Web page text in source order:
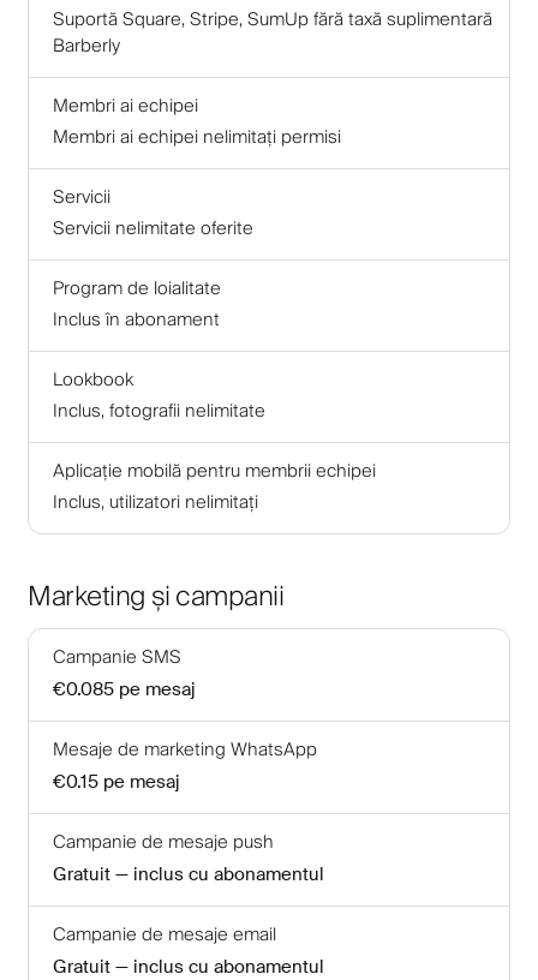
Suportă Square, Stripe, SumUp fără taxă suplimentară
Barberly
Membri ai echipei
Membri ai echipei nelimitați permisi
Servicii
Servicii nelimitate oferite
Program de loialitate
Inclus în abonament
Lookbook
Inclus, fotografii nelimitate
Aplicație mobilă pentru membrii echipei
Inclus, utilizatori nelimitați
Marketing și campanii
Campanie SMS
€0.085 pe mesaj
Mesaje de marketing WhatsApp
€0.15 pe mesaj
Campanie de mesaje push
Gratuit — inclus cu abonamentul
Campanie de mesaje email
Gratuit — inclus cu abonamentul